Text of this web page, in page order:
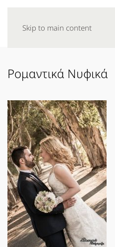
Skip to main content
Ρομαντικά Νυφικά